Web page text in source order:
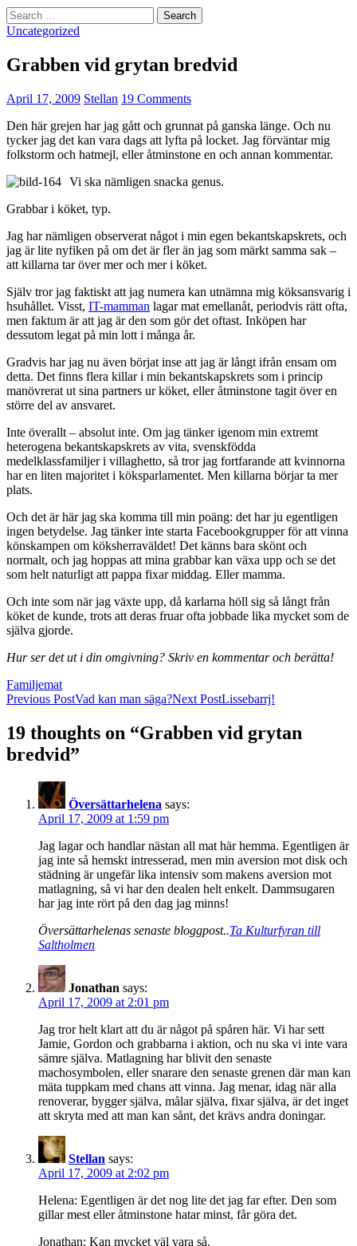
Search
for:
Uncategorized
Grabben vid grytan bredvid
April 17, 2009 Stellan 19 Comments
Den här grejen har jag gått och grunnat på ganska länge. Och nu
tycker jag det kan vara dags att lyfta på locket. Jag förväntar mig
folkstorm och hatmejl, eller åtminstone en och annan kommentar.
Vi ska nämligen snacka genus.
Grabbar i köket, typ.
Jag har nämligen observerat något i min egen bekantskapskrets, och
jag är lite nyfiken på om det är fler än jag som märkt samma sak –
att killarna tar över mer och mer i köket.
Själv tror jag faktiskt att jag numera kan utnämna mig köksansvarig i
hsuhållet. Visst, IT-mamman lagar mat emellanåt, periodvis rätt ofta,
men faktum är att jag är den som gör det oftast. Inköpen har
dessutom legat på min lott i många år.
Gradvis har jag nu även börjat inse att jag är långt ifrån ensam om
detta. Det finns flera killar i min bekantskapskrets som i princip
manövrerat ut sina partners ur köket, eller åtminstone tagit över en
större del av ansvaret.
Inte överallt – absolut inte. Om jag tänker igenom min extremt
heterogena bekantskapskrets av vita, svenskfödda
medelklassfamiljer i villaghetto, så tror jag fortfarande att kvinnorna
har en liten majoritet i köksparlamentet. Men killarna börjar ta mer
plats.
Och det är här jag ska komma till min poäng: det har ju egentligen
ingen betydelse. Jag tänker inte starta Facebookgrupper för att vinna
könskampen om köksherraväldet! Det känns bara skönt och
normalt, och jag hoppas att mina grabbar kan växa upp och se det
som helt naturligt att pappa fixar middag. Eller mamma.
Och inte som när jag växte upp, då karlarna höll sig så långt från
köket de kunde, trots att deras fruar ofta jobbade lika mycket som de
själva gjorde.
Hur ser det ut i din omgivning? Skriv en kommentar och berätta!
Familjemat
Post
navigation
Previous PostVad kan man säga?Next PostLissebarrj!
19 thoughts on “Grabben vid grytan
bredvid”
Översättarhelena says:
April 17, 2009 at 1:59 pm
Jag lagar och handlar nästan all mat här hemma. Egentligen är
jag inte så hemskt intresserad, men min aversion mot disk och
städning är ungefär lika intensiv som makens aversion mot
matlagning, så vi har den dealen helt enkelt. Dammsugaren
har jag inte rört på den dag jag minns!
Översättarhelenas senaste bloggpost..Ta Kulturfyran till
Saltholmen
Jonathan says:
April 17, 2009 at 2:01 pm
Jag tror helt klart att du är något på spåren här. Vi har sett
Jamie, Gordon och grabbarna i aktion, och nu ska vi inte vara
sämre själva. Matlagning har blivit den senaste
machosymbolen, eller snarare den senaste grenen där man kan
mäta tuppkam med chans att vinna. Jag menar, idag när alla
renoverar, bygger själva, målar själva, fixar själva, är det inget
att skryta med att man kan sånt, det krävs andra doningar.
Stellan says:
April 17, 2009 at 2:02 pm
Helena: Egentligen är det nog lite det jag far efter. Den som
gillar mest eller åtminstone hatar minst, får göra det.
Jonathan: Kan mycket väl vara så.